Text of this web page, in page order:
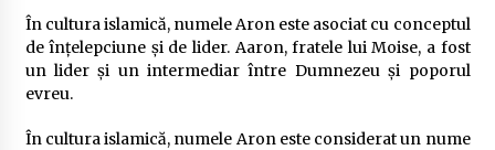
În cultura islamică, numele Aron este asociat cu conceptul
de înțelepciune și de lider. Aaron, fratele lui Moise, a fost
un lider și un intermediar între Dumnezeu și poporul
evreu.
În cultura islamică, numele Aron este considerat un nume